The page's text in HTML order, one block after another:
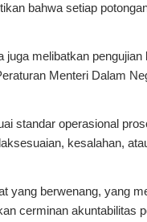
bahwa setiap
melibatkan pengujian
Menteri Dalam
standar operasional
kesalahan,
yang berwenang, yang
cerminan akuntabilitas